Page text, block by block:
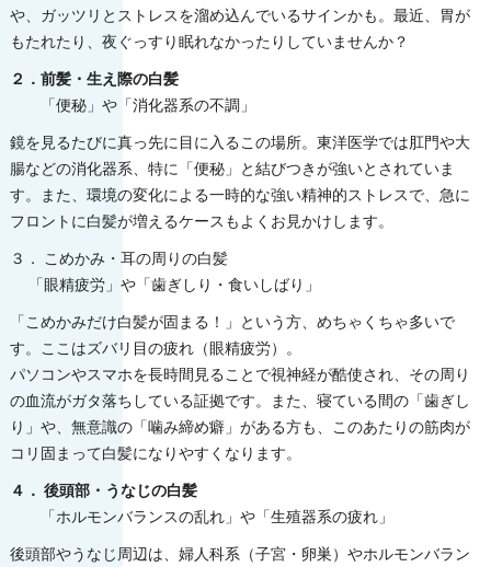
や、ガッツリとストレスを溜め込んでいるサインかも。最近、胃が
もたれたり、夜ぐっすり眠れなかったりしていませんか？
２．前髪・生え際の白髪
「便秘」や「消化器系の不調」
鏡を見るたびに真っ先に目に入るこの場所。東洋医学では肛門や大
腸などの消化器系、特に「便秘」と結びつきが強いとされていま
す。また、環境の変化による一時的な強い精神的ストレスで、急に
フロントに白髪が増えるケースもよくお見かけします。
３． こめかみ・耳の周りの白髪
「眼精疲労」や「歯ぎしり・食いしばり」
「こめかみだけ白髪が固まる！」という方、めちゃくちゃ多いで
す。ここはズバリ目の疲れ（眼精疲労）。
パソコンやスマホを長時間見ることで視神経が酷使され、その周り
の血流がガタ落ちしている証拠です。また、寝ている間の「歯ぎし
り」や、無意識の「噛み締め癖」がある方も、このあたりの筋肉が
コリ固まって白髪になりやすくなります。
４． 後頭部・うなじの白髪
「ホルモンバランスの乱れ」や「生殖器系の疲れ」
後頭部やうなじ周辺は、婦人科系（子宮・卵巣）やホルモンバラン